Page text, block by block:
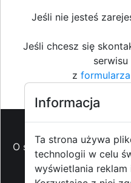
Jeśli nie jesteś
Jeśli chcesz się
z
O strzyzowiak.pl-
medialny - Prawa
kontakt -
Informacja
Ta strona używa
technologii w celu
wyświetlania